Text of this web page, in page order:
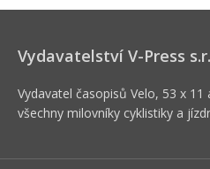
Vydavatelství V-Press
Vydavatel časopisů Velo, 53 x
všechny milovníky cyklistiky a